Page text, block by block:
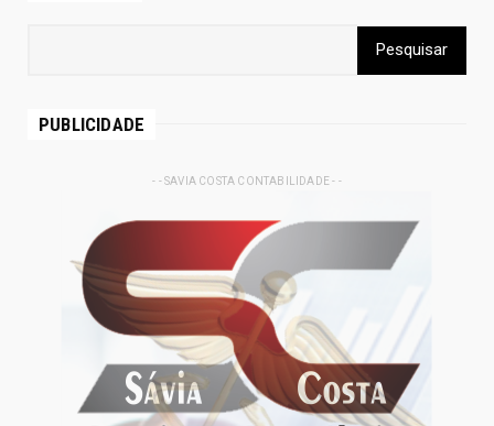
PUBLICIDADE
- - SAVIA COSTA CONTABILIDADE - -